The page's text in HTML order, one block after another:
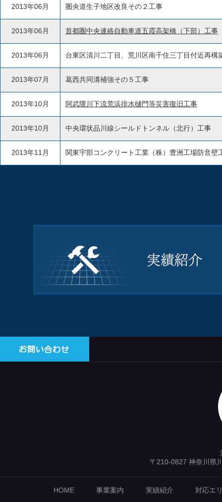
2013年06月 圏央道生子地区改良その２工事
2013年06月 首都圏中央連絡自動車道五霞高架橋（下部）工事
2013年06月 台東区清川二丁目、荒川区南千住三丁目付近再構
2013年07月 葛西共同溝補強その５工事
2013年10月 阿武隈川下流荒浜排水樋門等災害復旧工事
2013年10月 中央環状品川線シールドトンネル（北行）工事
2013年11月 関東宇部コンクリート工業（株）豊洲工場防音壁
〒210-0827 神奈川県
HOME 事業案内 実績紹介 対応エ